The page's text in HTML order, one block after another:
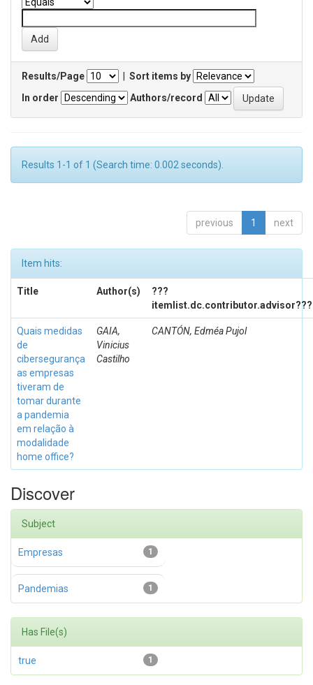
Results/Page
Sort items by
In order
Authors/record
Results 1-1 of 1 (Search time: 0.002 seconds).
previous 1 next
Item hits:
Title Author(s)
???
itemlist.dc.contributor.advisor???
Quais medidas
de
cibersegurança
as empresas
tiveram de
tomar durante
a pandemia
em relação à
modalidade
home office?
GAIA,
Vinicius
Castilho
CANTÓN, Edméa Pujol
Discover
Subject
1
Empresas
1
Pandemias
Has File(s)
1
true